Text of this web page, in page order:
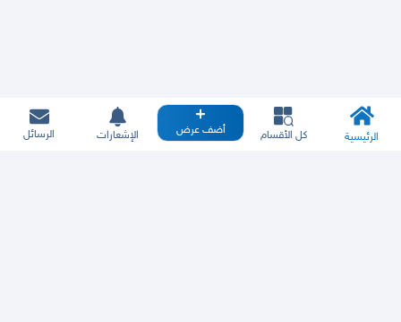
الرئيسية كل الأقسام أضف عرض الإشعارات الرسائل